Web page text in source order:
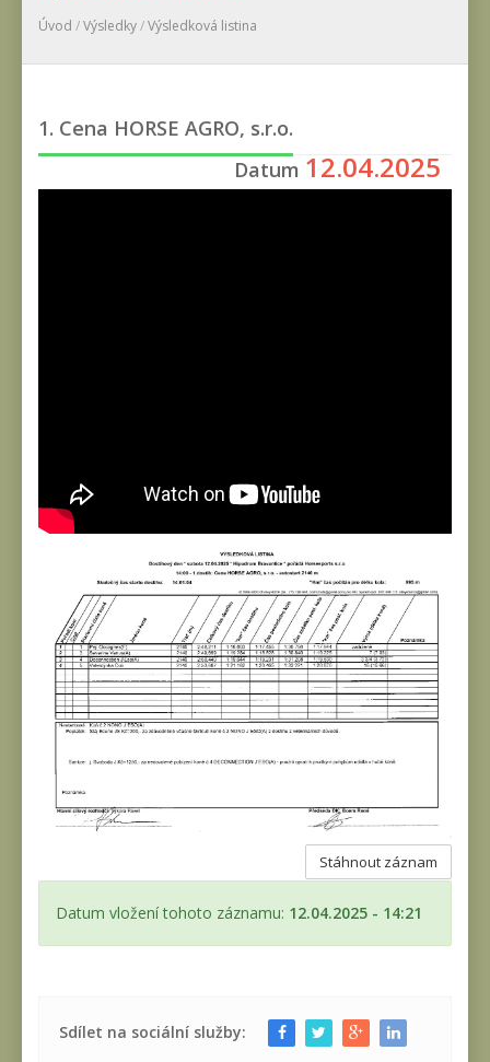
Úvod /Výsledky/Výsledková listina
1. Cena HORSE AGRO, s.r.o.
Datum 12.04.2025
Stáhnout záznam
Datum vložení tohoto záznamu: 12.04.2025 - 14:21
Sdílet na sociální služby: